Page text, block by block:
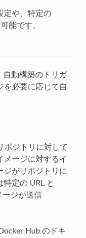
定や、特定の
能です。
自動構築のトリガ
を必要に応じて自
ポジトリに対して
メージに対するイ
ジがリポジトリに
定の URL と
ージが送信
Hub のドキ